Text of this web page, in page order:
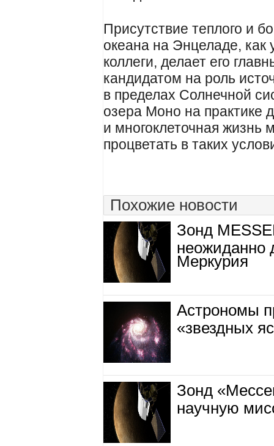
Присутствие теплого и
океана на Энцеладе, как
коллеги, делает его
кандидатом на роль
в пределах Солнечной
озера Моно на практике
и многоклеточная жизнь
процветать в таких
Похожие новости
Зонд
неожиданно
Меркурия
Астрономы
«звездных
Зонд
научную